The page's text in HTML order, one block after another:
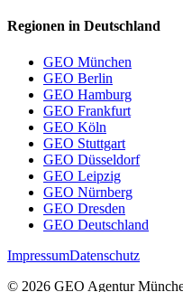
Regionen in Deutschland
GEO München
GEO Berlin
GEO Hamburg
GEO Frankfurt
GEO Köln
GEO Stuttgart
GEO Düsseldorf
GEO Leipzig
GEO Nürnberg
GEO Dresden
GEO Deutschland
ImpressumDatenschutz
© 2026 GEO Agentur